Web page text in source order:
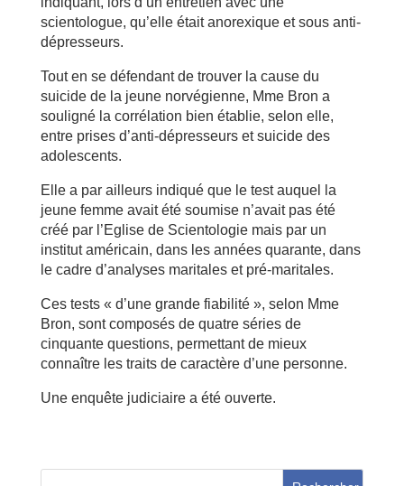
scientologue, qu’elle était anorexique et sous anti-
dépresseurs.
Tout en se défendant de trouver la cause du
suicide de la jeune norvégienne, Mme Bron a
souligné la corrélation bien établie, selon elle,
entre prises d’anti-dépresseurs et suicide des
adolescents.
Elle a par ailleurs indiqué que le test auquel la
jeune femme avait été soumise n’avait pas été
créé par l’Eglise de Scientologie mais par un
institut américain, dans les années quarante, dans
le cadre d’analyses maritales et pré-maritales.
Ces tests « d’une grande fiabilité », selon Mme
Bron, sont composés de quatre séries de
cinquante questions, permettant de mieux
connaître les traits de caractère d’une personne.
Une enquête judiciaire a été ouverte.